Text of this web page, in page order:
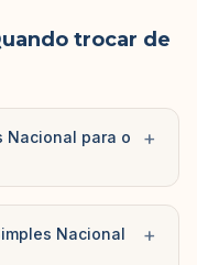
trocar de
Nacional para o
+
Nacional
+